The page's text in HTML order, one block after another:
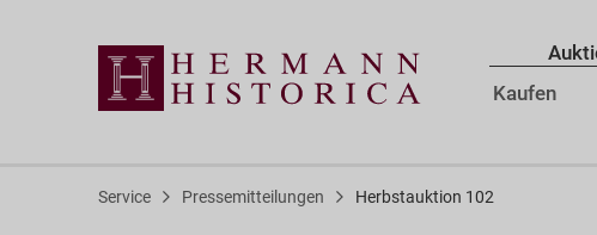
Kaufen
Service Pressemitteilungen Herbstauktion 102